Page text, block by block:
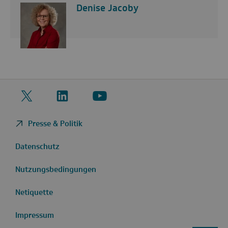
Denise Jacoby
Twitter
LinkedIn
YouTube
Presse & Politik
Datenschutz
Nutzungsbedingungen
Netiquette
Impressum